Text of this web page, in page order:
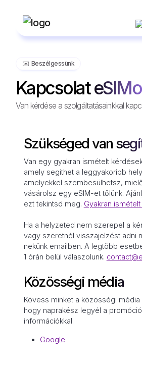
✉️️ Beszélgessünk
Kapcsolat
Van kérdése a szolgáltatásainkkal
Szükséged van
Van egy gyakran ismételt
amely segíthet a leggyakoribb
amelyekkel szembesülhetsz,
vásárolsz egy eSIM-et tőlünk.
ezt tekintsd meg. Gyakran
Ha a helyzeted nem szerepel a
vagy szeretnél visszajelzést adni
nekünk emailben. A legtöbb
1 órán belül válaszolunk.
Közösségi média
Kövess minket a közösségi média
hogy naprakész legyél a
információkkal.
Google